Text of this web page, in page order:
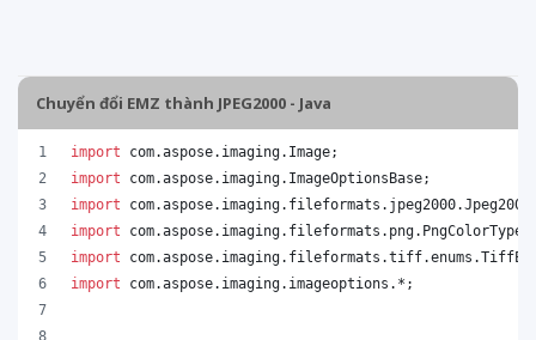
Chuyển đổi EMZ thành JPEG2000 - Java
import com.aspose. imaging. Image;
import
com.aspose. imaging. ImageOptionsBase;
import
com.aspose. imaging. fileformats . jpeg2000.
import
com.aspose. imaging. fileformats . png. PngColorType
import
com.aspose. imaging. fileformats .tiff.enums .
import
com.aspose. imaging. imageoptions .*;